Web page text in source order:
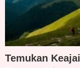
Temukan